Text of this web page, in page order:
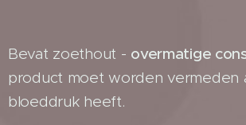
Bevat zoethout - overmatige
product moet worden vermeden
bloeddruk heeft.